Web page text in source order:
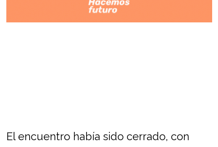
El encuentro había sido cerrado, con